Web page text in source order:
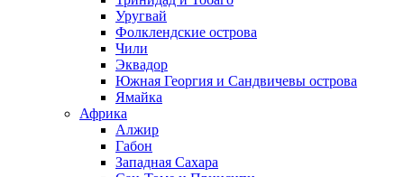
Уругвай
Фолклендские острова
Чили
Эквадор
Южная Георгия и Сандвичевы острова
Ямайка
Африка
Алжир
Габон
Западная Сахара